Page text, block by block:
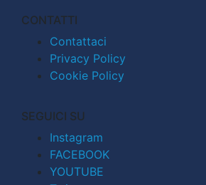
CONTATTI
Contattaci
Privacy Policy
Cookie Policy
SEGUICI SU
Instagram
FACEBOOK
YOUTUBE